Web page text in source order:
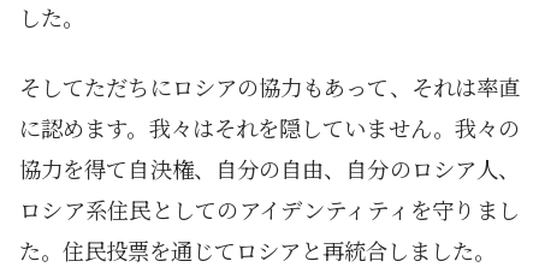
した。
そしてただちにロシアの協力もあって、それは率直
に認めます。我々はそれを隠していません。我々の
協力を得て自決権、自分の自由、自分のロシア人、
ロシア系住民としてのアイデンティティを守りまし
た。住民投票を通じてロシアと再統合しました。